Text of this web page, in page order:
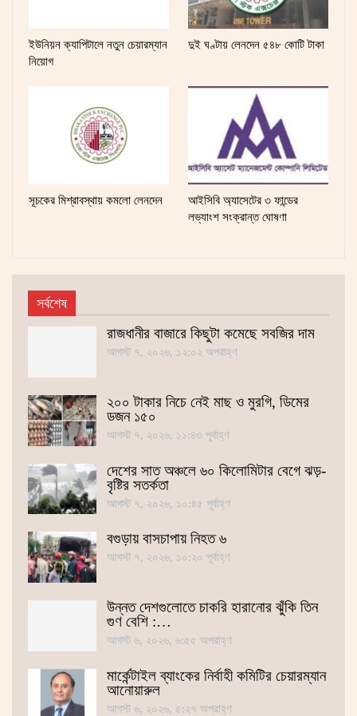
ইউনিয়ন ক্যাপিটালে নতুন চেয়ারম্যান
নিয়োগ
দুই ঘণ্টায় লেনদেন ৫৪৮ কোটি টাকা
সূচকের মিশ্রাবস্থায় কমলো লেনদেন
আইসিবি অ্যাসেটের ৩ ফান্ডের
লভ্যাংশ সংক্রান্ত ঘোষণা
সর্বশেষ
রাজধানীর বাজারে কিছুটা কমেছে সবজির দাম
আগস্ট ৭, ২০২৬, ১২:০২ অপরাহ্ণ
২০০ টাকার নিচে নেই মাছ ও মুরগি, ডিমের
ডজন ১৫০
আগস্ট ৭, ২০২৬, ১১:৪৩ পূর্বাহ্ণ
দেশের সাত অঞ্চলে ৬০ কিলোমিটার বেগে ঝড়-
বৃষ্টির সতর্কতা
আগস্ট ৭, ২০২৬, ১০:৪৫ পূর্বাহ্ণ
বগুড়ায় বাসচাপায় নিহত ৬
আগস্ট ৭, ২০২৬, ১০:২০ পূর্বাহ্ণ
উন্নত দেশগুলোতে চাকরি হারানোর ঝুঁকি তিন
গুণ বেশি :…
আগস্ট ৬, ২০২৬, ৬:৫৫ অপরাহ্ণ
মার্কেন্টাইল ব্যাংকের নির্বাহী কমিটির চেয়ারম্যান
আনোয়ারুল
আগস্ট ৬, ২০২৬, ৫:২৭ অপরাহ্ণ